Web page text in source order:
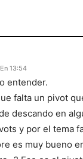
13:54
entender.
falta un pivot
descando en
y por el tema
es muy bueno